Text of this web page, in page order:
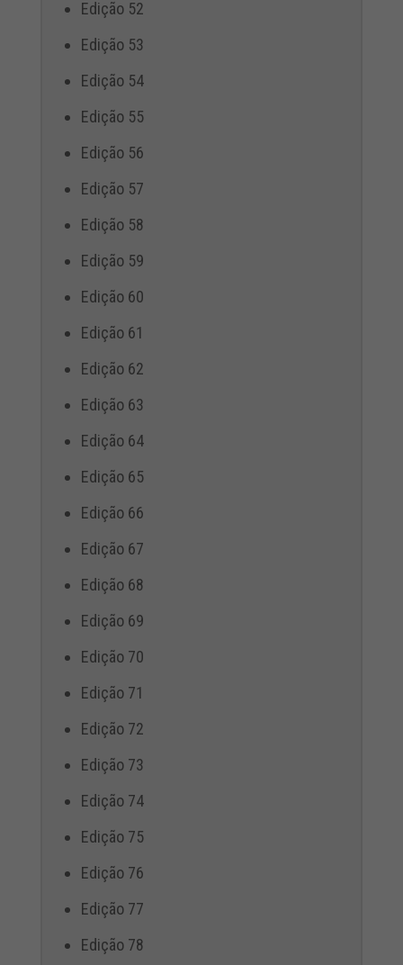
Edição 52
Edição 53
Edição 54
Edição 55
Edição 56
Edição 57
Edição 58
Edição 59
Edição 60
Edição 61
Edição 62
Edição 63
Edição 64
Edição 65
Edição 66
Edição 67
Edição 68
Edição 69
Edição 70
Edição 71
Edição 72
Edição 73
Edição 74
Edição 75
Edição 76
Edição 77
Edição 78